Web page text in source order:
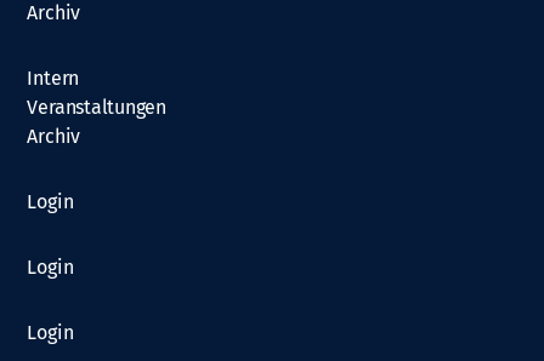
Archiv
Intern
Veranstaltungen
Archiv
Login
Login
Login